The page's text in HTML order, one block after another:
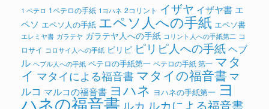
1 ペテロ 1ペテロの手紙 1ヨハネ 2コリント イザヤ イザヤ書 エ
ペソ エペソ人の手紙 エペソ人への手紙 エペソ書
エレミヤ書 ガラテヤ ガラテヤ人への手紙 コリント人への手紙第二 コ
ロサイ コロサイ人への手紙 ピリピ ピリピ人への手紙ヘブ
ル ヘブル人への手紙 ペテロの手紙第一 ペテロの手紙 第一 マタ
イ マタイによる福音書 マタイの福音書 マ
ルコ マルコの福音書 ヨハネ ヨハネの手紙第一 ヨ
ハネの福音書 ルカ ルカによる福音書